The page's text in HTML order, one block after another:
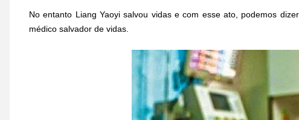
No entanto Liang Yaoyi salvou vidas e com esse ato, podemos
médico salvador de vidas.